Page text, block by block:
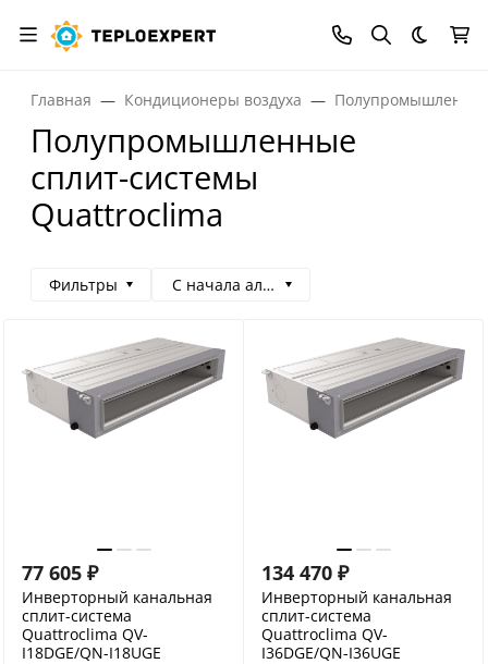
Темная
Главная Кондиционеры воздуха
Полупромышленные
сплит-системы
Quattroclima
Фильтры С начала алфавита
77 605 ₽
Инверторный канальная
сплит-система
Quattroclima QV-
I18DGE/QN-I18UGE
134 470 ₽
Инверторный канальная
сплит-система
Quattroclima QV-
I36DGE/QN-I36UGE